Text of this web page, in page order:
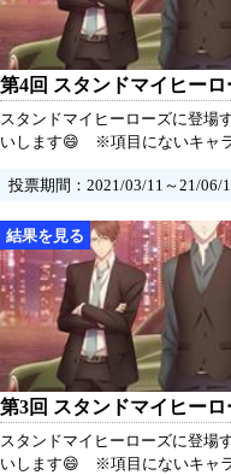
第4回 スタンドマイヒー
スタンドマイヒーローズに登場
いします😄 ※項目にないキャ
投票期間：2021/03/11～21/06/
第3回 スタンドマイヒー
スタンドマイヒーローズに登場
いします😄 ※項目にないキャ